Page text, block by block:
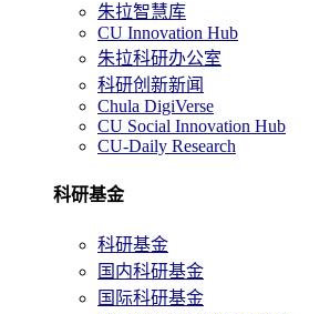
朱拉智慧库
CU Innovation Hub
朱拉科研办公室
科研创新新闻
Chula DigiVerse
CU Social Innovation Hub
CU-Daily Research
科研基金
科研基金
国内科研基金
国际科研基金